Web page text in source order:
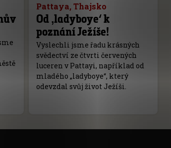
Pattaya, Thajsko
Od ‚ladyboye‘ k
poznání Ježíše!
Vyslechli jsme řadu krásných
svědectví ze čtvrti červených
luceren v Pattayi, například od
mladého „ladyboye“, který
odevzdal svůj život Ježíši.